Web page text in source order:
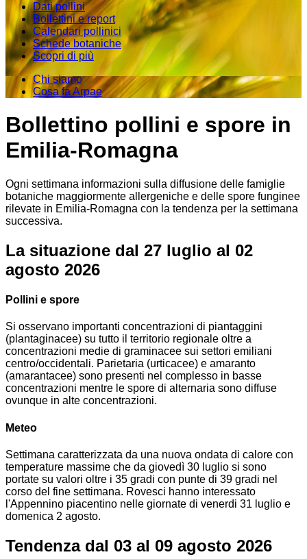
Dati pollini
Bollettini e report
Calendari pollinici
Schede botaniche
Scopri di più
Chi siamo
Cosa fa Arpae
Bollettino pollini e spore in
Emilia-Romagna
Ogni settimana informazioni sulla diffusione delle famiglie
botaniche maggiormente allergeniche e delle spore funginee
rilevate in Emilia-Romagna con la tendenza per la settimana
successiva.
La situazione dal 27 luglio al 02
agosto 2026
Pollini e spore
Si osservano importanti concentrazioni di piantaggini
(plantaginacee) su tutto il territorio regionale oltre a
concentrazioni medie di graminacee sui settori emiliani
centro/occidentali. Parietaria (urticacee) e amaranto
(amarantacee) sono presenti nel complesso in basse
concentrazioni mentre le spore di alternaria sono diffuse
ovunque in alte concentrazioni.
Meteo
Settimana caratterizzata da una nuova ondata di calore con
temperature massime che da giovedì 30 luglio si sono
portate su valori oltre i 35 gradi con punte di 39 gradi nel
corso del fine settimana. Rovesci hanno interessato
l'Appennino piacentino nelle giornate di venerdi 31 luglio e
domenica 2 agosto.
Tendenza dal 03 al 09 agosto 2026